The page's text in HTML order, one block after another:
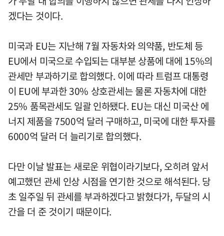
겠다는 것이다.
미국과 EU는 지난해 7월 자동차와 의약품, 반도체 등
EU에서 미국으로 수입되는 대부분 상품에 대에 15%의
관세만 부과하기로 합의했다. 이에 따라 트럼프 대통령
이 EU에 부과한 30% 상호관세는 물론 자동차에 대한
25% 품목관세도 일괄 인하됐다. EU는 대신 미국산 에
너지 제품을 7500억 달러 구매하고, 미국에 대한 투자를
6000억 달러 더 늘리기로 합의했다.
다만 이날 발표는 새로운 위협이라기보다, 오히려 앞서
예고했던 관세 인상 시점을 연기한 것으로 해석된다. 당
초 일주일 뒤 관세를 부과하겠다고 밝혔다가, 두달의 시
간을 더 준 것이기 때문이다.